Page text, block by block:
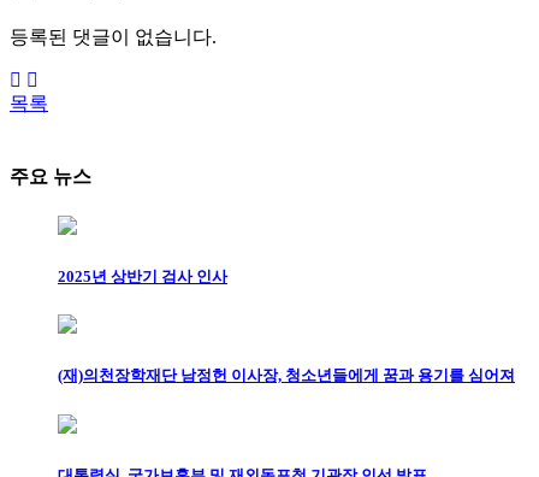
등록된 댓글이 없습니다.
목록
주요 뉴스
2025년 상반기 검사 인사
(재)의천장학재단 남정헌 이사장, 청소년들에게 꿈과 용기를 심어져